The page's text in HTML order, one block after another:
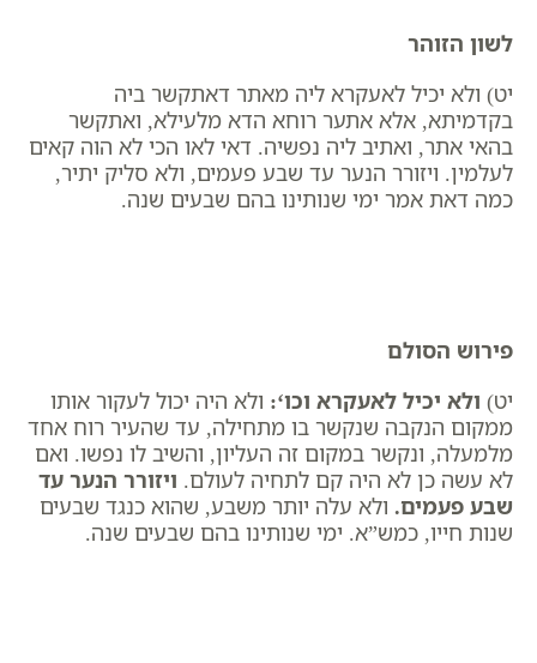
לשון הזוהר
יט) ולא יכיל לאעקרא ליה מאתר דאתקשר ביה
בקדמיתא, אלא אתער רוחא הדא מלעילא, ואתקשר
בהאי אתר, ואתיב ליה נפשיה. דאי לאו הכי לא הוה קאים
לעלמין. ויזורר הנער עד שבע פעמים, ולא סליק יתיר,
כמה דאת אמר ימי שנותינו בהם שבעים שנה.
פירוש הסולם
יט) ולא יכיל לאעקרא וכו‘: ולא היה יכול לעקור אותו
ממקום הנקבה שנקשר בו מתחילה, עד שהעיר רוח אחד
מלמעלה, ונקשר במקום זה העליון, והשיב לו נפשו. ואם
לא עשה כן לא היה קם לתחיה לעולם. ויזורר הנער עד
שבע פעמים. ולא עלה יותר משבע, שהוא כנגד שבעים
שנות חייו, כמש”א. ימי שנותינו בהם שבעים שנה.